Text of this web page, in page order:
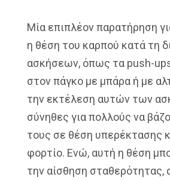
Μία επιπλέον παρατήρηση
η θέση του καρπού κατά τη
ασκήσεων, όπως τα push-
στον πάγκο με μπάρα ή με
την εκτέλεση αυτών των
σύνηθες για πολλούς να
τους σε θέση υπερέκτασης
φορτίο. Ενώ, αυτή η θέση
την αίσθηση σταθερότητας,